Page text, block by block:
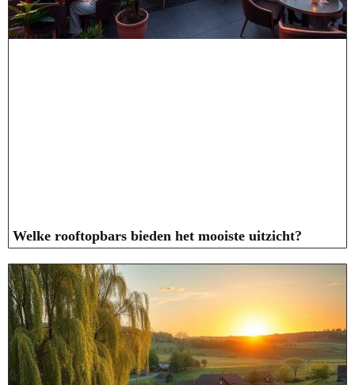
Welke rooftopbars bieden het mooiste uitzicht?